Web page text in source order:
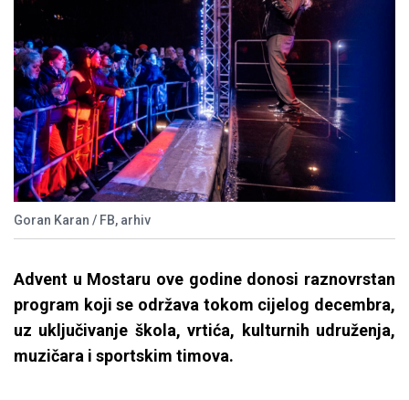
Goran Karan / FB, arhiv
Advent u Mostaru ove godine donosi raznovrstan
program koji se održava tokom cijelog decembra,
uz uključivanje škola, vrtića, kulturnih udruženja,
muzičara i sportskim timova.